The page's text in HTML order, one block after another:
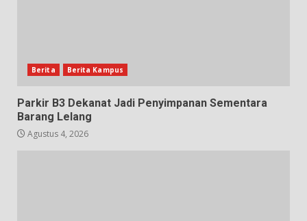
Berita Berita Kampus
Parkir B3 Dekanat Jadi Penyimpanan Sementara
Barang Lelang
Agustus 4, 2026